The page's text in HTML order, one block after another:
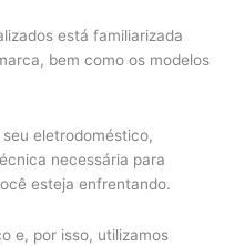
está familiarizada
bem como os modelos
eletrodoméstico,
necessária para
esteja enfrentando.
e, por isso, utilizamos